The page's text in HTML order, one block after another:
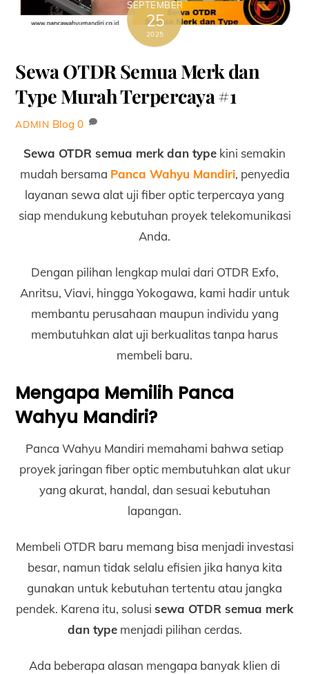
SEPTEMBER
25
2025
Sewa OTDR Semua Merk dan
Type Murah Terpercaya #1
ADMIN Blog 0
Sewa OTDR semua merk dan type kini semakin
mudah bersama Panca Wahyu Mandiri, penyedia
layanan sewa alat uji fiber optic terpercaya yang
siap mendukung kebutuhan proyek telekomunikasi
Anda.
Dengan pilihan lengkap mulai dari OTDR Exfo,
Anritsu, Viavi, hingga Yokogawa, kami hadir untuk
membantu perusahaan maupun individu yang
membutuhkan alat uji berkualitas tanpa harus
membeli baru.
Mengapa Memilih Panca
Wahyu Mandiri?
Panca Wahyu Mandiri memahami bahwa setiap
proyek jaringan fiber optic membutuhkan alat ukur
yang akurat, handal, dan sesuai kebutuhan
lapangan.
Membeli OTDR baru memang bisa menjadi investasi
besar, namun tidak selalu efisien jika hanya kita
gunakan untuk kebutuhan tertentu atau jangka
pendek. Karena itu, solusi sewa OTDR semua merk
dan typemenjadi pilihan cerdas.
Ada beberapa alasan mengapa banyak klien di